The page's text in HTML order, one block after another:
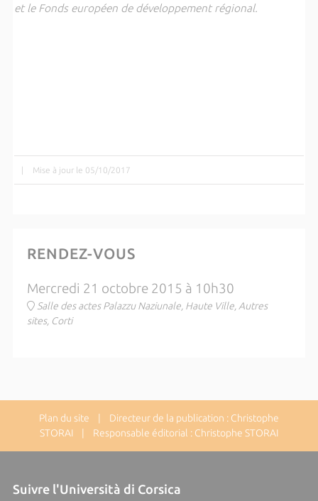
et le Fonds européen de développement régional.
| Mise à jour le 05/10/2017
RENDEZ-VOUS
Mercredi 21 octobre 2015 à 10h30
Salle des actes Palazzu Naziunale, Haute Ville, Autres
sites, Corti
Plan du site | Directeur de la publication : Christophe
STORAI | Responsable éditorial : Christophe STORAI
Suivre l'Università di Corsica